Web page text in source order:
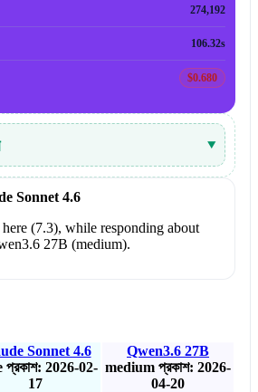
274,192
106.32s
$0.680
▾
Sonnet 4.6
here (7.3), while responding about
27B (medium).
Sonnet 4.6
প্রকাশ: 2026-02-
17
Qwen3.6 27B
medium প্রকাশ: 2026-
04-20